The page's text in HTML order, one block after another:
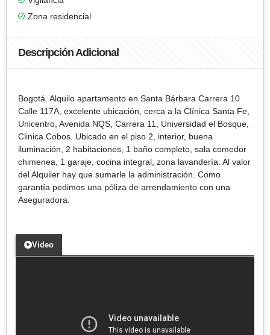
Zona residencial
Descripción Adicional
Bogotá. Alquilo apartamento en Santa Bárbara Carrera 10
Calle 117A, excelente ubicación, cerca a la Clínica Santa Fe,
Unicentro, Avenida NQS, Carrera 11, Universidad el Bosque,
Clinica Cobos. Ubicado en el piso 2, interior, buena
iluminación, 2 habitaciones, 1 baño completo, sala comedor
chimenea, 1 garaje, cocina integral, zona lavandería. Al valor
del Alquiler hay que sumarle la administración. Como
garantía pedimos una póliza de arrendamiento con una
Aseguradora.
Video